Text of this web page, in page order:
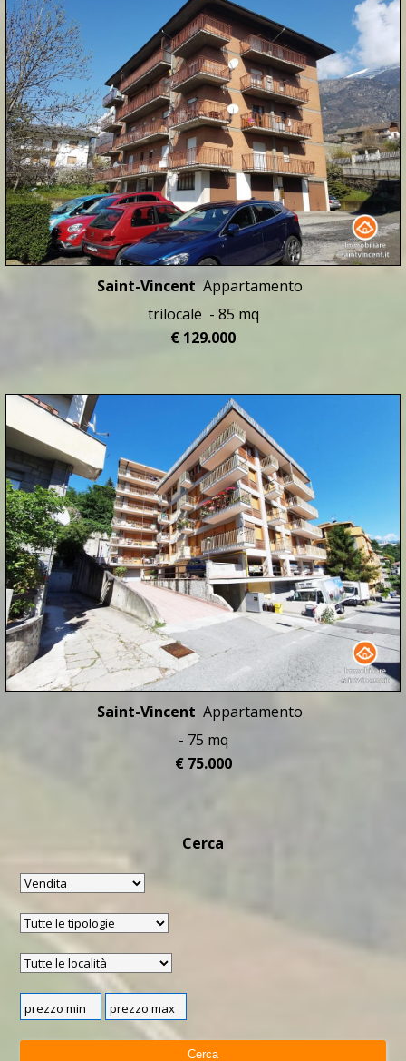
Saint-Vincent Appartamento
trilocale - 85 mq
€ 129.000
Saint-Vincent Appartamento
- 75 mq
€ 75.000
Cerca